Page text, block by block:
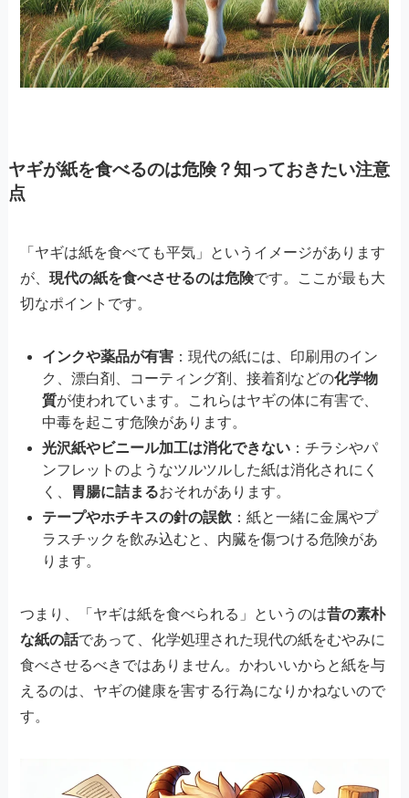
ヤギが紙を食べるのは危険？知っておきたい注意
点
「ヤギは紙を食べても平気」というイメージがあります
が、現代の紙を食べさせるのは危険です。ここが最も大
切なポイントです。
インクや薬品が有害 ：現代の紙には、印刷用のイン
ク、漂白剤、コーティング剤、接着剤などの化学物
質が使われています。これらはヤギの体に有害で、
中毒を起こす危険があります。
光沢紙やビニール加工は消化できない ：チラシやパ
ンフレットのようなツルツルした紙は消化されにく
く、 胃腸に詰まるおそれがあります。
テープやホチキスの針の誤飲 ：紙と一緒に金属やプ
ラスチックを飲み込むと、内臓を傷つける危険があ
ります。
つまり、「ヤギは紙を食べられる」というのは昔の素朴
な紙の話であって、化学処理された現代の紙をむやみに
食べさせるべきではありません。かわいいからと紙を与
えるのは、ヤギの健康を害する行為になりかねないので
す。